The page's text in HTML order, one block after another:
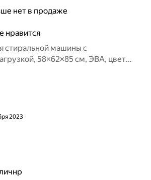
нет в продаже
нравится
стиральной машины с
58×62×85 см, ЭВА, цвет
2023